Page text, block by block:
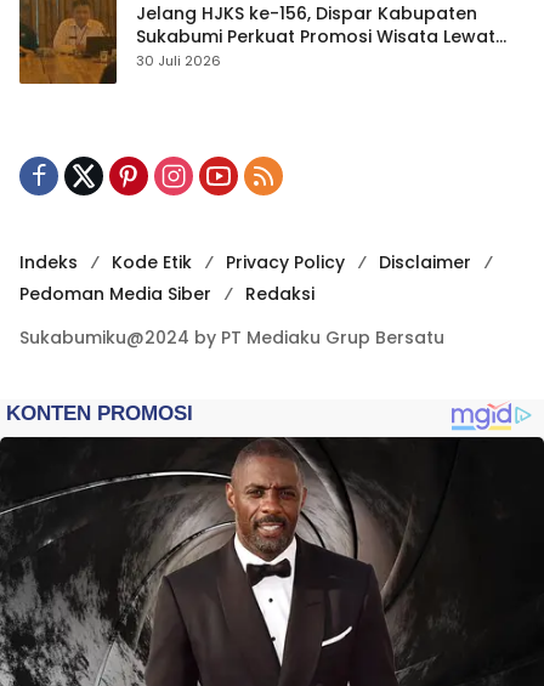
Jelang HJKS ke-156, Dispar Kabupaten
Sukabumi Perkuat Promosi Wisata Lewat
Publikasi Digital
30 Juli 2026
Indeks Kode Etik Privacy Policy
Disclaimer
Pedoman Media Siber
Redaksi
Sukabumiku@2024 by PT Mediaku Grup Bersatu